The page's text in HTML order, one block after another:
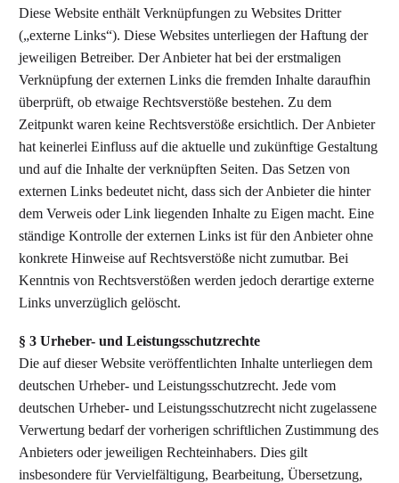
Diese Website enthält Verknüpfungen zu Websites Dritter
(„externe Links“). Diese Websites unterliegen der Haftung der
jeweiligen Betreiber. Der Anbieter hat bei der erstmaligen
Verknüpfung der externen Links die fremden Inhalte daraufhin
überprüft, ob etwaige Rechtsverstöße bestehen. Zu dem
Zeitpunkt waren keine Rechtsverstöße ersichtlich. Der Anbieter
hat keinerlei Einfluss auf die aktuelle und zukünftige Gestaltung
und auf die Inhalte der verknüpften Seiten. Das Setzen von
externen Links bedeutet nicht, dass sich der Anbieter die hinter
dem Verweis oder Link liegenden Inhalte zu Eigen macht. Eine
ständige Kontrolle der externen Links ist für den Anbieter ohne
konkrete Hinweise auf Rechtsverstöße nicht zumutbar. Bei
Kenntnis von Rechtsverstößen werden jedoch derartige externe
Links unverzüglich gelöscht.
§ 3 Urheber- und Leistungsschutzrechte
Die auf dieser Website veröffentlichten Inhalte unterliegen dem
deutschen Urheber- und Leistungsschutzrecht. Jede vom
deutschen Urheber- und Leistungsschutzrecht nicht zugelassene
Verwertung bedarf der vorherigen schriftlichen Zustimmung des
Anbieters oder jeweiligen Rechteinhabers. Dies gilt
insbesondere für Vervielfältigung, Bearbeitung, Übersetzung,